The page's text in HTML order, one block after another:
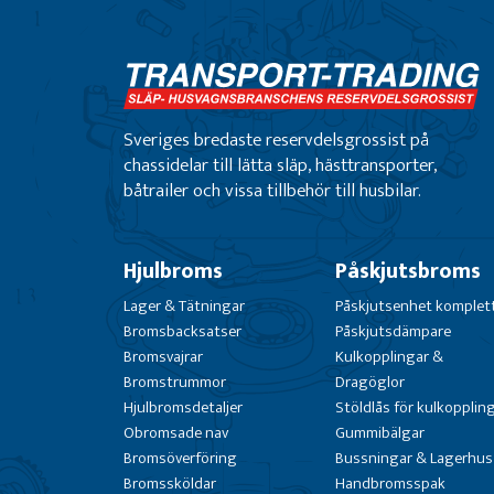
Sveriges bredaste reservdelsgrossist på
chassidelar till lätta släp, hästtransporter,
båtrailer och vissa tillbehör till husbilar.
Hjulbroms
Lager & Tätningar
Bromsbacksatser
Bromsvajrar
Bromstrummor
Hjulbromsdetaljer
Obromsade nav
Bromsöverföring
Bromssköldar
Påskjutsbroms
Påskjutsenhet
Påskjutsdämpare
Kulkopplingar &
Dragöglor
Stöldlås för
Gummibälgar
Bussningar & Lagerhus
Handbromsspak